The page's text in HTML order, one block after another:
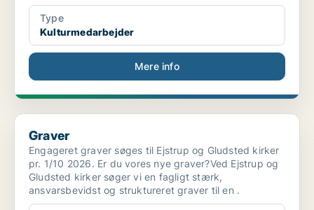
Type
Kulturmedarbejder
Mere info
Graver
Graver
Engageret graver søges til Ejstrup og Gludsted kirker
pr. 1/10 2026. Er du vores nye graver?Ved Ejstrup og
Gludsted kirker søger vi en fagligt stærk,
ansvarsbevidst og struktureret graver til en .